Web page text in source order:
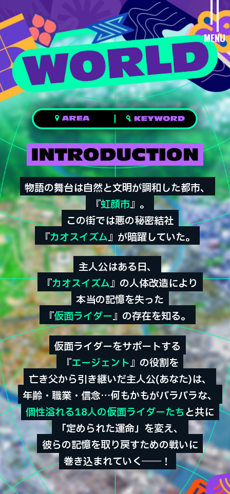
MENU
物語の舞台は自然と文明が調和した都市、
『虹顔市』。
この街では悪の秘密結社
『カオスイズム』が暗躍していた。
物語の舞台は自然と文明が調和した都市、
『虹顔市』。
この街では悪の秘密結社
『カオスイズム』が暗躍していた。
主人公はある日、
『カオスイズム』の人体改造により
本当の記憶を失った
『仮面ライダー』の存在を知る。
主人公はある日、
『カオスイズム』の人体改造により
本当の記憶を失った
『仮面ライダー』の存在を知る。
仮面ライダーをサポートする
『エージェント』の役割を
亡き父から引き継いだ主人公(あなた)は、
年齢・職業・信念…何もかもがバラバラな、
個性溢れる18人の仮面ライダーたちと共に
「定められた運命」を変え、
彼らの記憶を取り戻すための戦いに
巻き込まれていく――！
仮面ライダーをサポートする
『エージェント』の役割を
亡き父から引き継いだ主人公(あなた)は、
年齢・職業・信念…何もかもがバラバラな、
個性溢れる18人の仮面ライダーたちと共に
「定められた運命」を変え、
彼らの記憶を取り戻すための戦いに
巻き込まれていく――！